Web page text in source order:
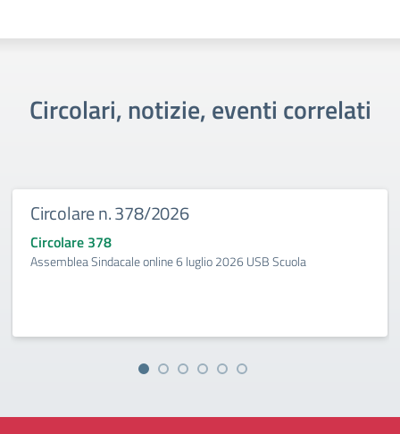
Circolari, notizie, eventi correlati
Circolare n. 378/2026
Circolare 378
Assemblea Sindacale online 6 luglio 2026 USB Scuola